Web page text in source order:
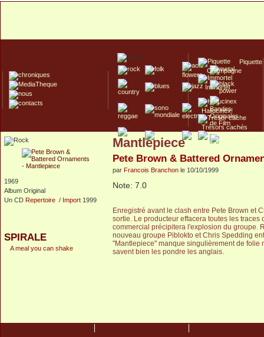
Piquette
Champagne
Immortel
Hallucinex!
Trésors cachés
Culte/Collector
1969
Album Original
Un CD Repertoire / Import 1999
SPIRALE
A meal you can shake
Mantlepiece
Pete Brown & Battered
par Francois Branchon le 10/10/1999
Note: 7.0
Enregistré avant le clash entre Pete Brown et
sortie. Le producteur effacera toutes les
commercial précipitera l'explosion du groupe.
nouveau groupe Piblokto et Chris Spedding
"Mantlepiece" manque singulièrement de folie
savent bien les pondre les anglais.